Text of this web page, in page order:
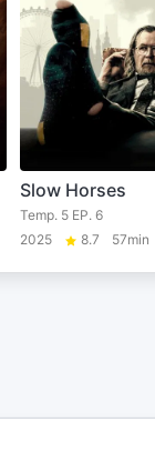
Slow Horses
Temp. 5 EP. 6
2025
8.7 57min